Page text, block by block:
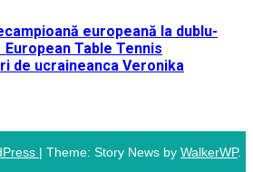
europeană la dublu-
Table Tennis
de ucraineanca Veronika
| Theme: Story News by WalkerWP.